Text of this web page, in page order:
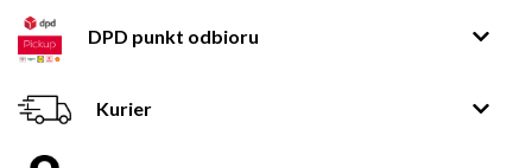
DPD punkt odbioru
Kurier